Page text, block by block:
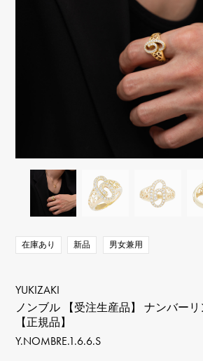
ヴァシュロン・コンスタ
AUDEMARS PIGUET
オーデマ・ピゲ
HARRY WINSTON
DUNAMIS
デュナミス
ヴィンテージウォッチ
オリジナルジュエリー
在庫あり 新品 男女兼用
YUKIZAKI
ノンブル 【受注生産品】 ナンバー
【正規品】
Y.NOMBRE.1.6.6.S